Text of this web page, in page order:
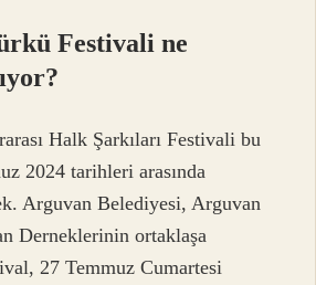
Festivali ne
Halk Şarkıları Festivali bu
2024 tarihleri ​​arasında
Arguvan Belediyesi, Arguvan
Derneklerinin ortaklaşa
27 Temmuz Cumartesi